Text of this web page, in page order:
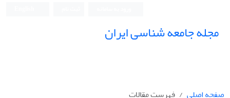
مجله جامعه شناسی ایران
صفحه اصلی
فهرست مقالات